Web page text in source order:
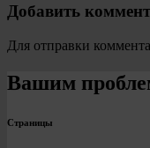
Добавить
Для отправки
Вашим
Страницы